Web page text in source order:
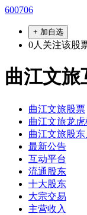
600706
+ 加自选
0人关注该股
曲江文旅
曲江文旅股票
曲江文旅龙虎
曲江文旅股东
最新公告
互动平台
流通股东
十大股东
大宗交易
主营收入